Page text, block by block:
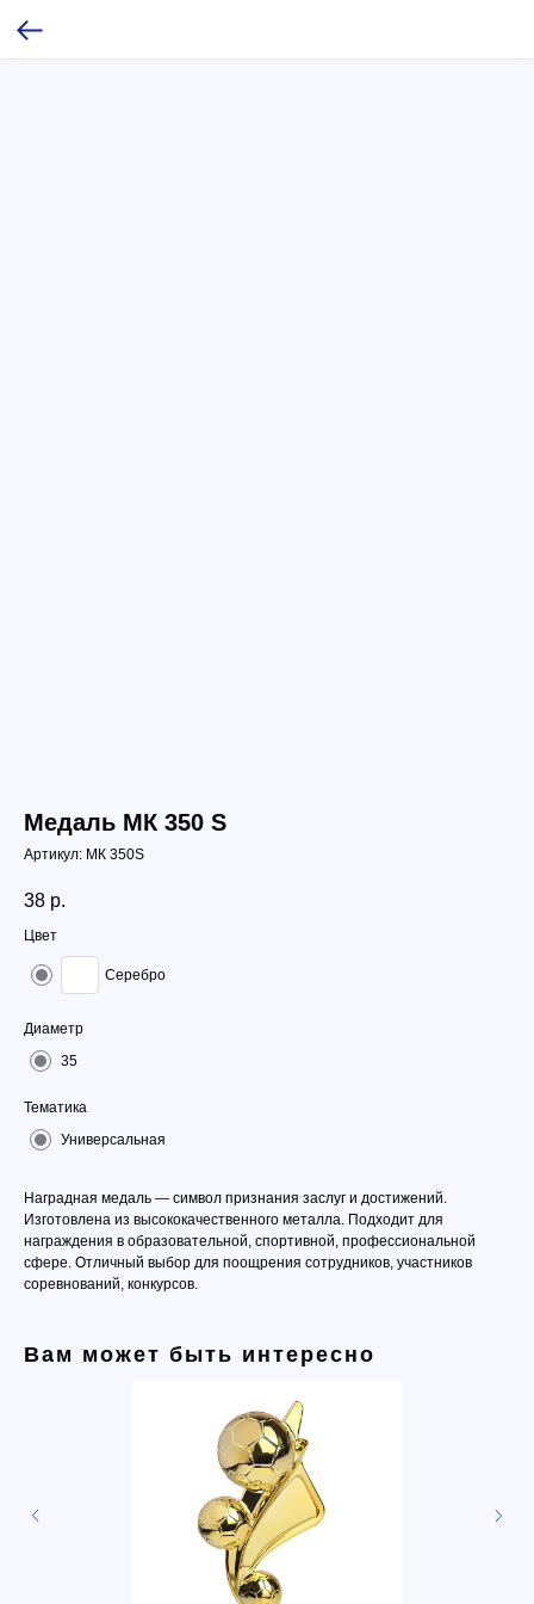
Медаль МК 350 S
Артикул: МК 350S
38 р.
Цвет
Серебро
Диаметр
35
Тематика
Универсальная
Наградная медаль — символ признания заслуг и достижений.
Изготовлена из высококачественного металла. Подходит для
награждения в образовательной, спортивной, профессиональной
сфере. Отличный выбор для поощрения сотрудников, участников
соревнований, конкурсов.
Вам может быть интересно